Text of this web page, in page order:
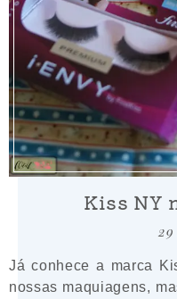
Kiss NY
29
Já conhece a marca
nossas maquiagens,